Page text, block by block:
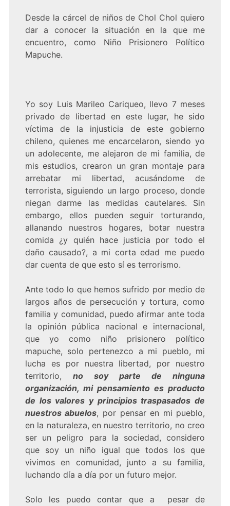
Desde la cárcel de niños de Chol Chol quiero
dar a conocer la situación en la que me
encuentro, como Niño Prisionero Político
Mapuche.
Yo soy Luis Marileo Cariqueo, llevo 7 meses
privado de libertad en este lugar, he sido
víctima de la injusticia de este gobierno
chileno, quienes me encarcelaron, siendo yo
un adolecente, me alejaron de mi familia, de
mis estudios, crearon un gran montaje para
arrebatar mi libertad, acusándome de
terrorista, siguiendo un largo proceso, donde
niegan darme las medidas cautelares. Sin
embargo, ellos pueden seguir torturando,
allanando nuestros hogares, botar nuestra
comida ¿y quién hace justicia por todo el
daño causado?, a mi corta edad me puedo
dar cuenta de que esto sí es terrorismo.
Ante todo lo que hemos sufrido por medio de
largos años de persecución y tortura, como
familia y comunidad, puedo afirmar ante toda
la opinión pública nacional e internacional,
que yo como niño prisionero político
mapuche, solo pertenezco a mi pueblo, mi
lucha es por nuestra libertad, por nuestro
territorio, no soy parte de ninguna
organización, mi pensamiento es producto
de los valores y principios traspasados de
nuestros abuelos, por pensar en mi pueblo,
en la naturaleza, en nuestro territorio, no creo
ser un peligro para la sociedad, considero
que soy un niño igual que todos los que
vivimos en comunidad, junto a su familia,
luchando día a día por un futuro mejor.
Solo les puedo contar que a pesar de